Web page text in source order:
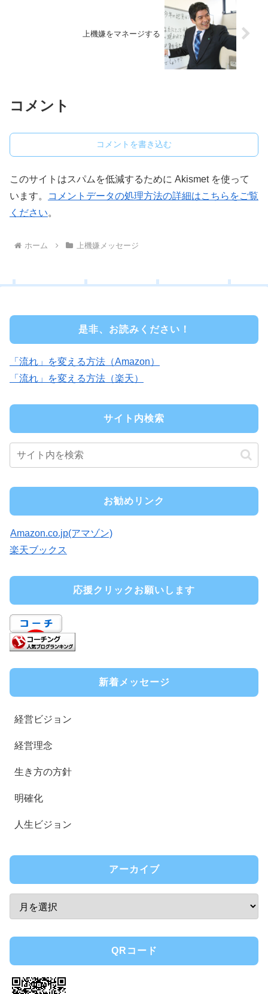
上機嫌をマネージする
コメント
コメントを書き込む
このサイトはスパムを低減するために Akismet を使って
います。
コメントデータの処理方法の詳細はこちらをご覧
ください。
ホーム 上機嫌メッセージ
是非、お読みください！
「流れ」を変える方法（Amazon）
「流れ」を変える方法（楽天）
サイト内検索
お勧めリンク
Amazon.co.jp(アマゾン)
楽天ブックス
応援クリックお願いします
新着メッセージ
経営ビジョン
経営理念
生き方の方針
明確化
人生ビジョン
アーカイブ
QRコード